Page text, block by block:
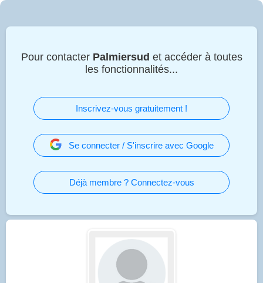
Pour contacter Palmiersud et accéder à toutes
les fonctionnalités...
Inscrivez-vous gratuitement !
Se connecter / S'inscrire avec Google
Déjà membre ? Connectez-vous